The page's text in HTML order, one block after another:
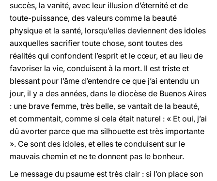
succès, la vanité, avec leur illusion d’éternité et de
toute-puissance, des valeurs comme la beauté
physique et la santé, lorsqu’elles deviennent des idoles
auxquelles sacrifier toute chose, sont toutes des
réalités qui confondent l’esprit et le cœur, et au lieu de
favoriser la vie, conduisent à la mort. Il est triste et
blessant pour l’âme d’entendre ce que j’ai entendu un
jour, il y a des années, dans le diocèse de Buenos Aires
: une brave femme, très belle, se vantait de la beauté,
et commentait, comme si cela était naturel : « Et oui, j’ai
dû avorter parce que ma silhouette est très importante
». Ce sont des idoles, et elles te conduisent sur le
mauvais chemin et ne te donnent pas le bonheur.
Le message du psaume est très clair : si l’on place son